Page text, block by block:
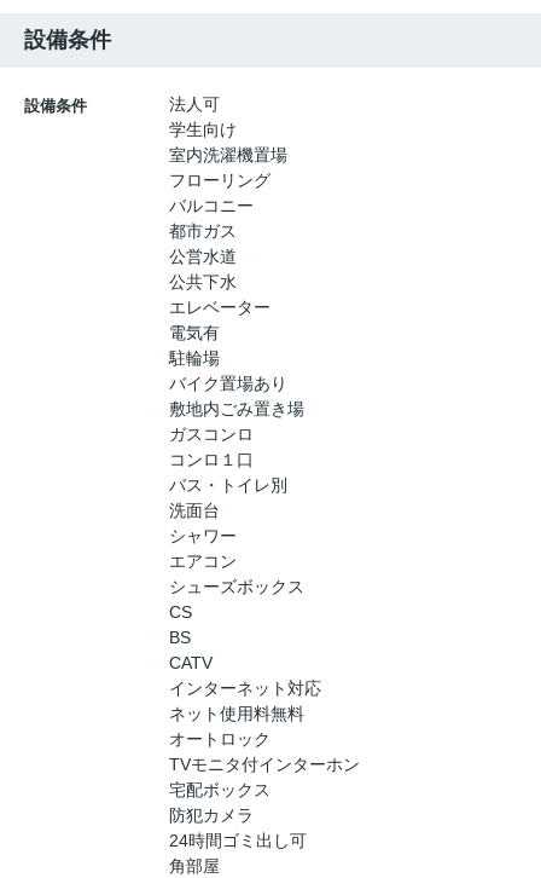
設備条件
設備条件
法人可
学生向け
室内洗濯機置場
フローリング
バルコニー
都市ガス
公営水道
公共下水
エレベーター
電気有
駐輪場
バイク置場あり
敷地内ごみ置き場
ガスコンロ
コンロ１口
バス・トイレ別
洗面台
シャワー
エアコン
シューズボックス
CS
BS
CATV
インターネット対応
ネット使用料無料
オートロック
TVモニタ付インターホン
宅配ボックス
防犯カメラ
24時間ゴミ出し可
角部屋